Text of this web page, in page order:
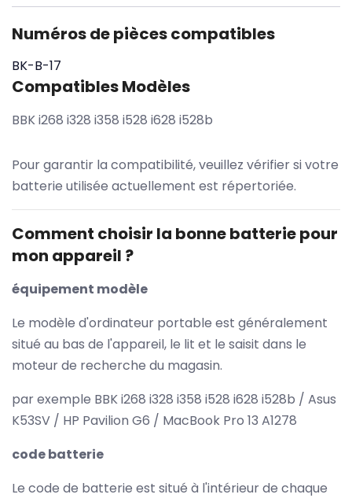
Numéros de pièces compatibles
BK-B-17
Compatibles Modèles
BBK i268 i328 i358 i528 i628 i528b
Pour garantir la compatibilité, veuillez vérifier si votre
batterie utilisée actuellement est répertoriée.
Comment choisir la bonne batterie pour
mon appareil ?
équipement modèle
Le modèle d'ordinateur portable est généralement
situé au bas de l'appareil, le lit et le saisit dans le
moteur de recherche du magasin.
par exemple BBK i268 i328 i358 i528 i628 i528b / Asus
K53SV / HP Pavilion G6 / MacBook Pro 13 A1278
code batterie
Le code de batterie est situé à l'intérieur de chaque